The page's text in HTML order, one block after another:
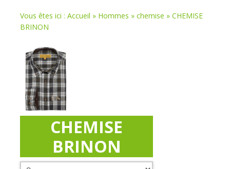
Vous êtes ici : Accueil » Hommes » chemise » CHEMISE
BRINON
CHEMISE
BRINON